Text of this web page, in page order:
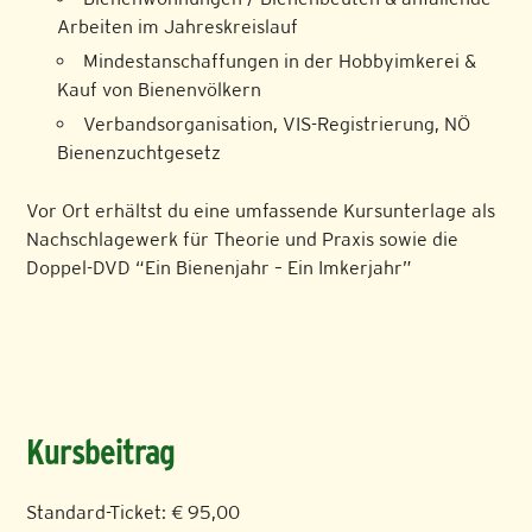
Arbeiten im Jahreskreislauf
Mindestanschaffungen in der Hobbyimkerei &
Kauf von Bienenvölkern
Verbandsorganisation, VIS-Registrierung, NÖ
Bienenzuchtgesetz
Vor Ort erhältst du eine umfassende Kursunterlage als
Nachschlagewerk für Theorie und Praxis sowie die
Doppel-DVD “Ein Bienenjahr – Ein Imkerjahr”
Kursbeitrag
Standard-Ticket: € 95,00